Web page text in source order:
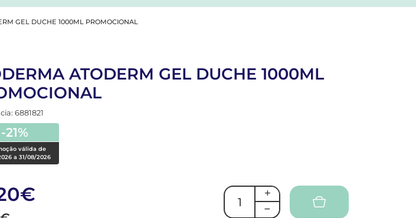
GEL DUCHE 1000ML PROMOCIONAL
ATODERM GEL DUCHE 1000ML
6881821
-21%
válida de
a 31/08/2026